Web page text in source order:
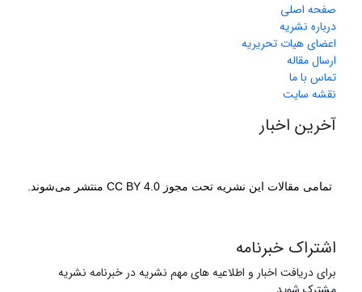
صفحه اصلی
درباره نشریه
اعضای هیات تحریریه
ارسال مقاله
تماس با ما
نقشه سایت
آخرین اخبار
تمامی مقالات این نشریه تحت مجوز CC BY 4.0 منتشر می‌شوند.
اشتراک خبرنامه
برای دریافت اخبار و اطلاعیه های مهم نشریه در خبرنامه نشریه